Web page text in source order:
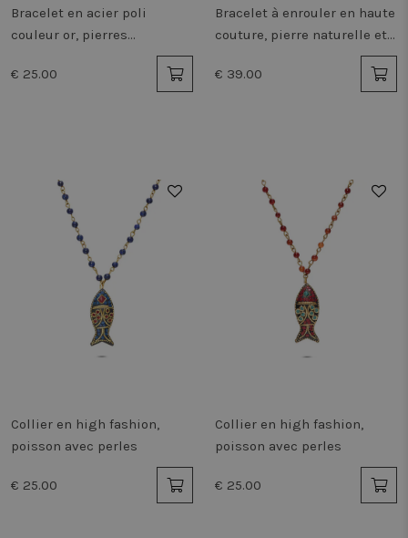
Bracelet en acier poli
couleur or, pierres
€ 25.00
Bracelet à enrouler en haute
couture, pierre naturelle et
€ 39.00
Collier en high fashion,
poisson avec perles
€ 25.00
Collier en high fashion,
poisson avec perles
€ 25.00